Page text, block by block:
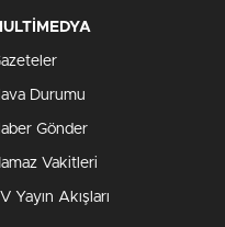
Durumu
Gönder
Vakitleri
Yayın Akışları